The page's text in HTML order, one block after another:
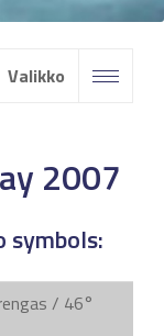
Valikko
2007
/ 46°